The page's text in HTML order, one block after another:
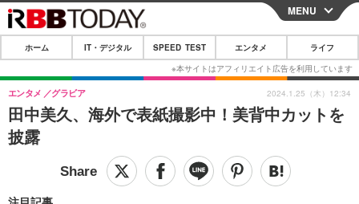
CLOSE
ホーム
IT・デジタル
IT・デジタルTOP スマートフォン
ショッピング その他
SPEED TEST
エンタメTOP 映画・ドラマ
MENU
ホーム IT・デジタル SPEED TEST エンタメ ライフ
田中美久、海外で表紙撮影中！美背中カットを
披露
エンタメ グラビア 2024.1.25（木）12:34